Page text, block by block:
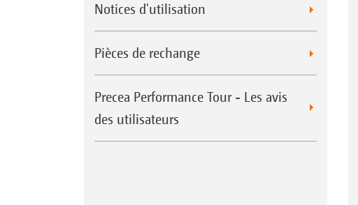
Notices d'utilisation
Pièces de rechange
Precea Performance Tour - Les avis
des utilisateurs